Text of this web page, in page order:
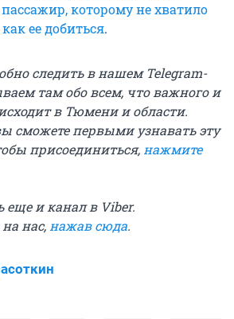
которому не хватило
ее добиться.
следить в нашем Telegram-
там обо всем, что важного и
в Тюмени и области.
сможете первыми узнавать эту
присоединиться,нажмите
еще и канал в Viber.
нас,нажав сюда.